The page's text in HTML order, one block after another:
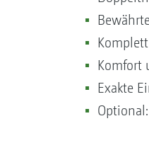
Komfort
Exakte